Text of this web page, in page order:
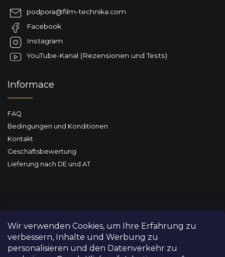
Wir verwenden Cookies, um Ihre Erfahrung zu
verbessern, Inhalte und Werbung zu
personalisieren und den Datenverkehr zu
podpora@film-technika.com
Facebook
Instagram
YouTube-Kanal (Rezensionen und Tests)
Informace
FAQ
Bedingungen und Konditionen
Kontakt
Geschäftsbewertung
Lieferung nach DE und AT